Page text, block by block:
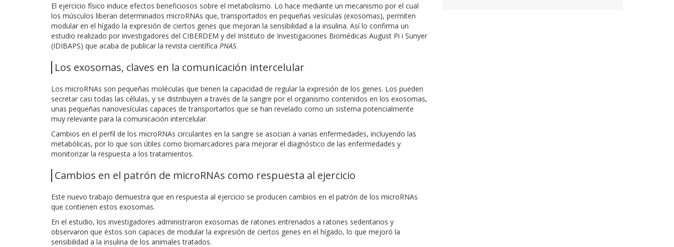
El ejercicio físico induce efectos beneficiosos sobre el metabolismo. Lo hace mediante un mecanismo por el cual
los músculos liberan determinados microRNAs que, transportados en pequeñas vesículas (exosomas), permiten
modular en el hígado la expresión de ciertos genes que mejoran la sensibilidad a la insulina. Así lo confirma un
estudio realizado por investigadores del CIBERDEM y del Instituto de Investigaciones Biomédicas August Pi i Sunyer
(IDIBAPS) que acaba de publicar la revista científica PNAS.
Los exosomas, claves en la comunicación intercelular
Los microRNAs son pequeñas moléculas que tienen la capacidad de regular la expresión de los genes. Los pueden
secretar casi todas las células, y se distribuyen a través de la sangre por el organismo contenidos en los exosomas,
unas pequeñas nanovesículas capaces de transportarlos que se han revelado como un sistema potencialmente
muy relevante para la comunicación intercelular.
Cambios en el perfil de los microRNAs circulantes en la sangre se asocian a varias enfermedades, incluyendo las
metabólicas, por lo que son útiles como biomarcadores para mejorar el diagnóstico de las enfermedades y
monitorizar la respuesta a los tratamientos.
Cambios en el patrón de microRNAs como respuesta al ejercicio
Este nuevo trabajo demuestra que en respuesta al ejercicio se producen cambios en el patrón de los microRNAs
que contienen estos exosomas.
En el estudio, los investigadores administraron exosomas de ratones entrenados a ratones sedentarios y
observaron que éstos son capaces de modular la expresión de ciertos genes en el hígado, lo que mejoró la
sensibilidad a la insulina de los animales tratados.